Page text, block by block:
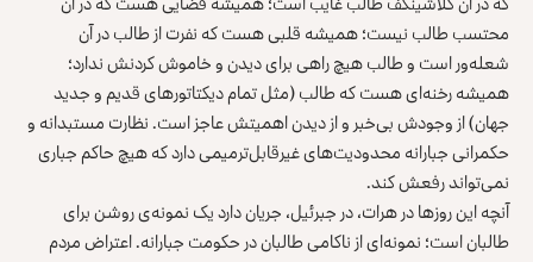
محتسب طالب نیست؛ همیشه قلبی هست که نفرت از طالب در آن
شعله‌ور است و طالب هیچ راهی برای دیدن و خاموش کردنش ندارد؛
همیشه رخنه‌ای هست که طالب (مثل تمام دیکتاتورهای قدیم و جدید
جهان) از وجودش بی‌خبر و از دیدن اهمیتش عاجز است. نظارت مستبدانه و
حکمرانی جبارانه محدودیت‌های غیرقابل‌ترمیمی دارد که هیچ حاکم جباری
نمی‌تواند رفعش کند.
آنچه این روزها در هرات، در جبرئیل، جریان دارد یک نمونه‌ی روشن برای
طالبان است؛ نمونه‌ای از ناکامی طالبان در حکومت جبارانه. اعتراض مردم